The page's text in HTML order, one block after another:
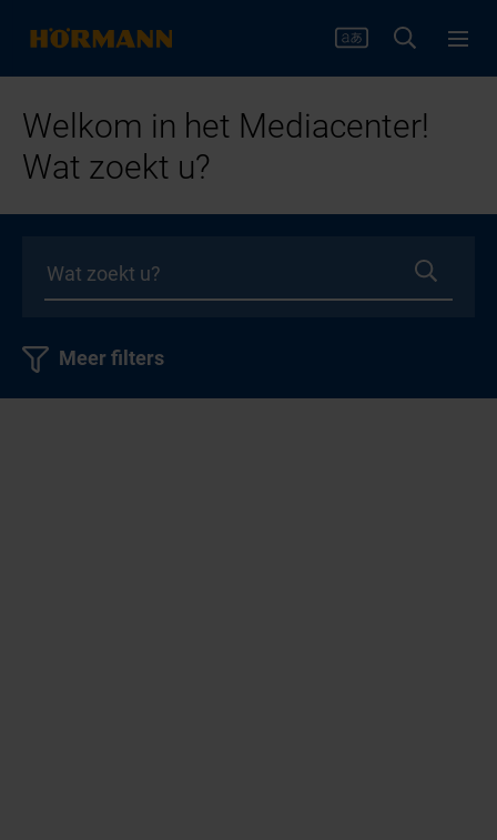
Welkom in het Mediacenter!
Wat zoekt u?
Meer filters